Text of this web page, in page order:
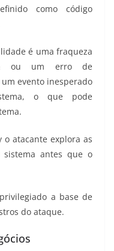
como código
é uma fraqueza
ou um erro de
evento inesperado
o que pode
atacante explora as
antes que o
a base de
do ataque.